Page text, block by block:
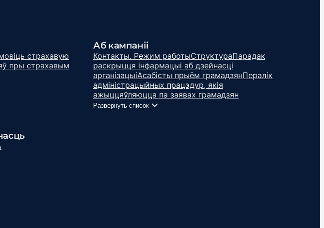
страхавую
пры страхавым
Аб кампаніі
Контакты. Режим работыСтруктураПарадак
раскрыцця інфармацыі аб дзейнасці
арганізацыіАсабісты прыём грамадзянПералік
адміністрацыйных працэдур, якія
ажыццяўляюцца па заявах грамадзян
Развернуть список